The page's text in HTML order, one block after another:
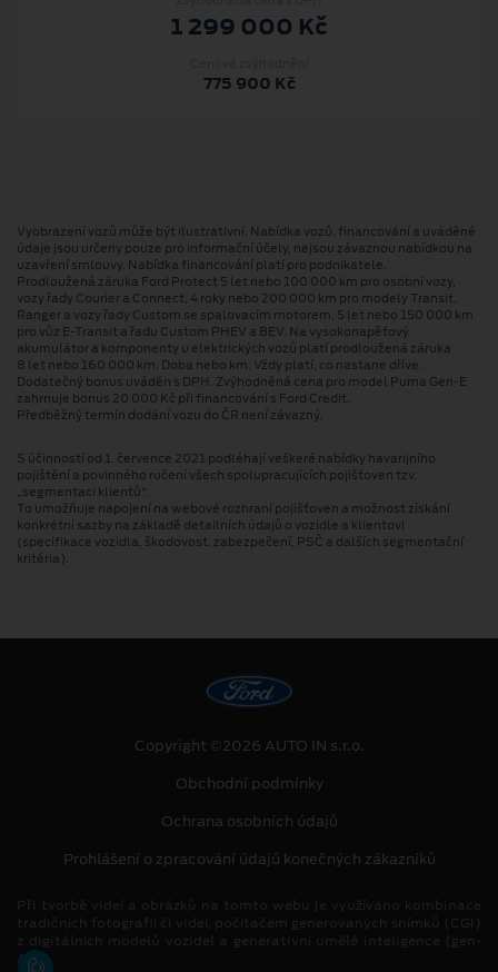
1 299 000 Kč
775 900 Kč
Vyobrazení vozů může být ilustrativní. Nabídka vozů, financování a uváděné
údaje jsou určeny pouze pro informační účely, nejsou závaznou nabídkou na
uzavření smlouvy. Nabídka financování platí pro podnikatele.
Prodloužená záruka Ford Protect 5 let nebo 100 000 km pro osobní vozy,
vozy řady Courier a Connect, 4 roky nebo 200 000 km pro modely Transit,
Ranger a vozy řady Custom se spalovacím motorem, 5 let nebo 150 000 km
pro vůz E-Transit a řadu Custom PHEV a BEV. Na vysokonapěťový
akumulátor a komponenty u elektrických vozů platí prodloužená záruka
8 let nebo 160 000 km. Doba nebo km: Vždy platí, co nastane dříve.
Dodatečný bonus uváděn s DPH. Zvýhodněná cena pro model Puma Gen⁠-⁠E
zahrnuje bonus 20 000 Kč při financování s Ford Credit.
Předběžný termín dodání vozu do ČR není závazný.
S účinností od 1. července 2021 podléhají veškeré nabídky havarijního
pojištění a povinného ručení všech spolupracujících pojišťoven tzv.
„segmentaci klientů“.
To umožňuje napojení na webové rozhraní pojišťoven a možnost získání
konkrétní sazby na základě detailních údajů o vozidle a klientovi
(specifikace vozidla, škodovost, zabezpečení, PSČ a dalších segmentační
kritéria).
Copyright ©2026 AUTO IN s.r.o.
Obchodní podmínky
Ochrana osobních údajů
Prohlášení o zpracování údajů konečných zákazníků
AI).